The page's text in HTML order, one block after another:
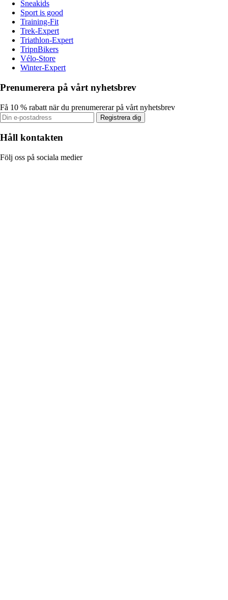
Sneakids
Sport is good
Training-Fit
Trek-Expert
Triathlon-Expert
TripnBikers
Vélo-Store
Winter-Expert
Prenumerera på vårt nyhetsbrev
Få 10 % rabatt när du prenumererar på vårt nyhetsbrev
Registrera dig
Håll kontakten
Följ oss på sociala medier